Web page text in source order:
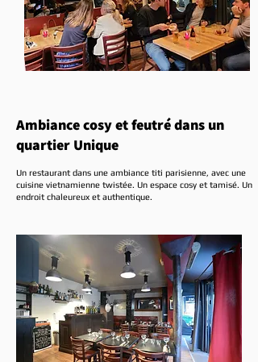
Ambiance cosyet feutré dans un
quartier Unique
Un restaurant dans une ambiance titi parisienne, avec une
cuisine vietnamienne twistée. Un espace cosy et tamisé. Un
endroit chaleureux et authentique.